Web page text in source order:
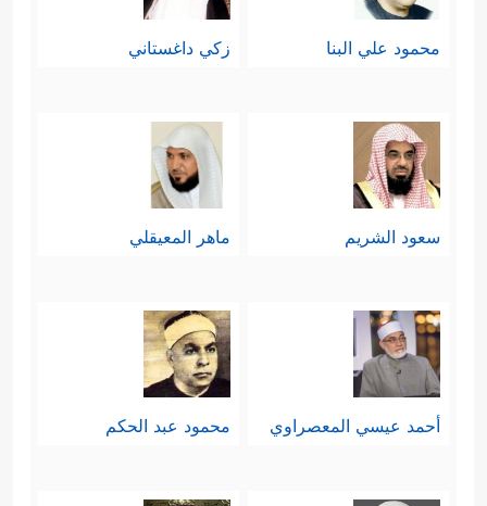
محمود علي البنا زكي داغستاني
سعود الشريم ماهر المعيقلي
أحمد عيسي المعصراوي محمود عبد الحكم